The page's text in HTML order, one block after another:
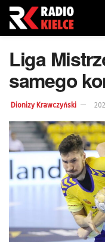
Liga
samego
Dionizy Krawczyński